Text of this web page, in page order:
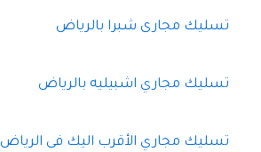
تسليك مجارى شبرا بالرياض
تسليك مجاري اشبيليه بالرياض
تسليك مجاري الأقرب اليك فى الرياض